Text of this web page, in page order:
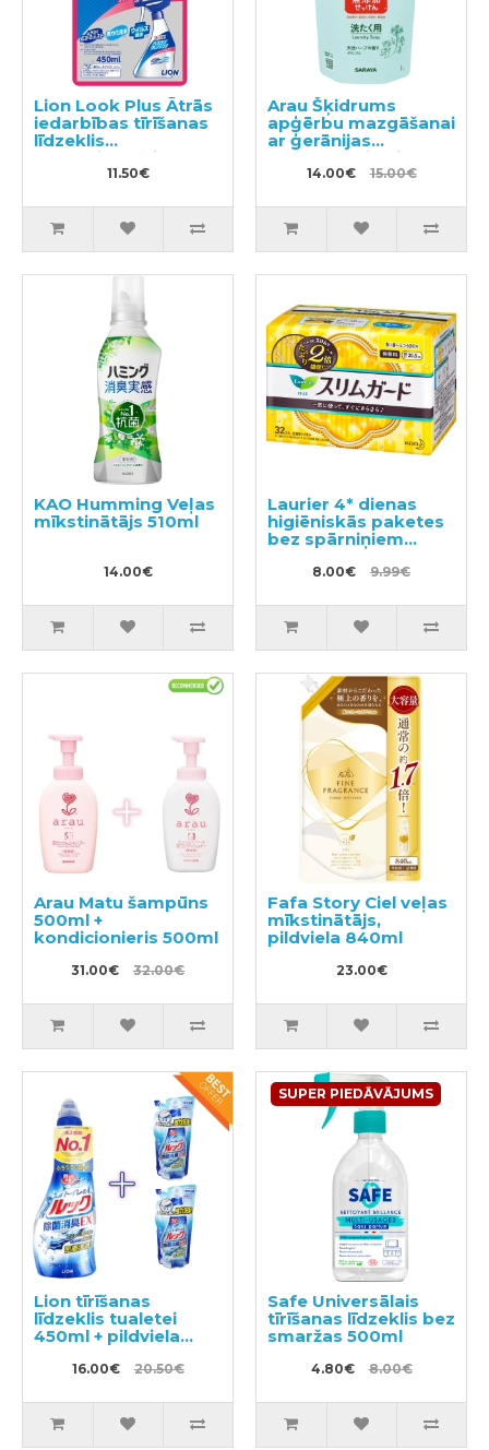
Lion Look Plus Ātrās
iedarbības tīrīšanas
līdzeklis
vannasistabai ar
ziepju aromātu,
11.50€
Arau Šķidrums
apģērbu mazgāšanai
ar ģerānijas
aromātu, pildviela
1000ml14.00€ 15.00€
KAO Humming Veļas
mīkstinātājs 510ml
14.00€
Laurier 4* dienas
higiēniskās paketes
bez spārniņiem
20,5cm 32gab
8.00€ 9.99€
Arau Matu šampūns
500ml +
kondicionieris 500ml
31.00€ 32.00€
Fafa Story Ciel veļas
mīkstinātājs,
pildviela 840ml
23.00€
Lion tīrīšanas
līdzeklis tualetei
450ml + pildviela
16.00€ 20.50€
SUPER PIEDĀVĀJUMS
Safe Universālais
tīrīšanas līdzeklis bez
smaržas 500ml
4.80€ 8.00€